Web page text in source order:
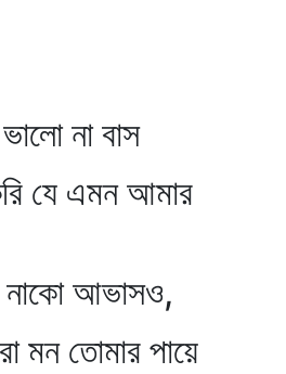
না বাস
এমন আমার
নাকো আভাসও,
তোমার পায়ে